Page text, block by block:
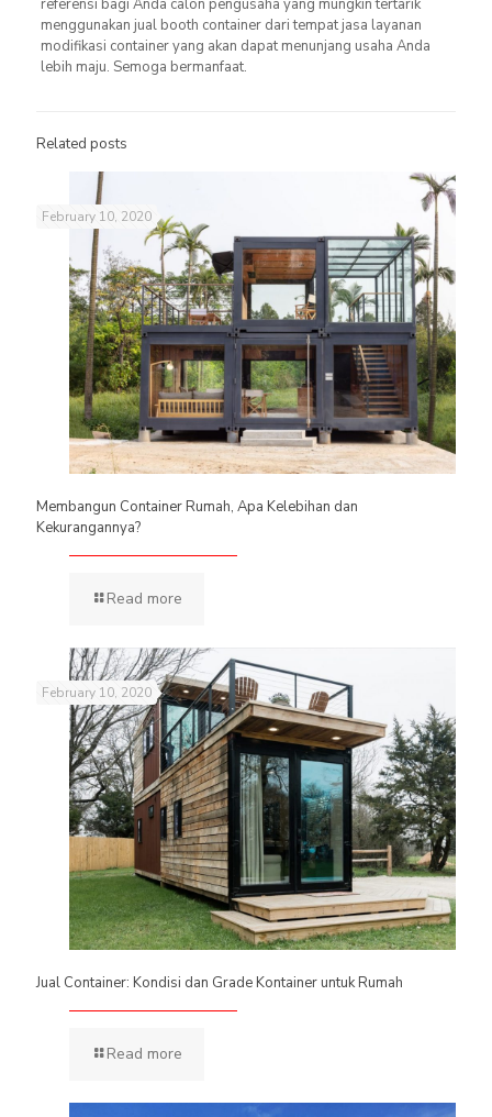
referensi bagi Anda calon pengusaha yang mungkin tertarik
menggunakan jual booth container dari tempat jasa layanan
modifikasi container yang akan dapat menunjang usaha Anda
lebih maju. Semoga bermanfaat.
Related posts
February 10, 2020
Membangun Container Rumah, Apa Kelebihan dan
Kekurangannya?
Read more
February 10, 2020
Jual Container: Kondisi dan Grade Kontainer untuk Rumah
Read more